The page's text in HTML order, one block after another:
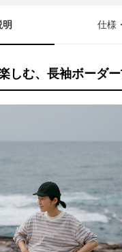
仕様
しむ、長袖ボーダ